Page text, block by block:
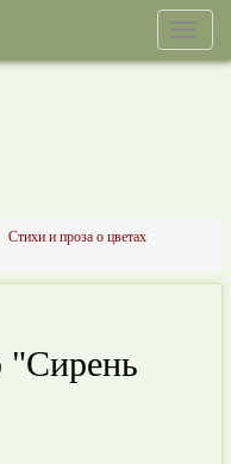
Стихи и проза о цветах
"Сирень